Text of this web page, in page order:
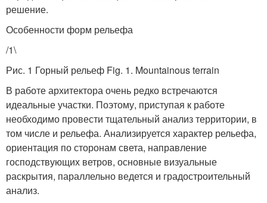
решение.
Особенности форм рельефа
/1\
Рис. 1 Горный рельеф Fig. 1. Mountainous terrain
В работе архитектора очень редко встречаются
идеальные участки. Поэтому, приступая к работе
необходимо провести тщательный анализ территории, в
том числе и рельефа. Анализируется характер рельефа,
ориентация по сторонам света, направление
господствующих ветров, основные визуальные
раскрытия, параллельно ведется и градостроительный
анализ.